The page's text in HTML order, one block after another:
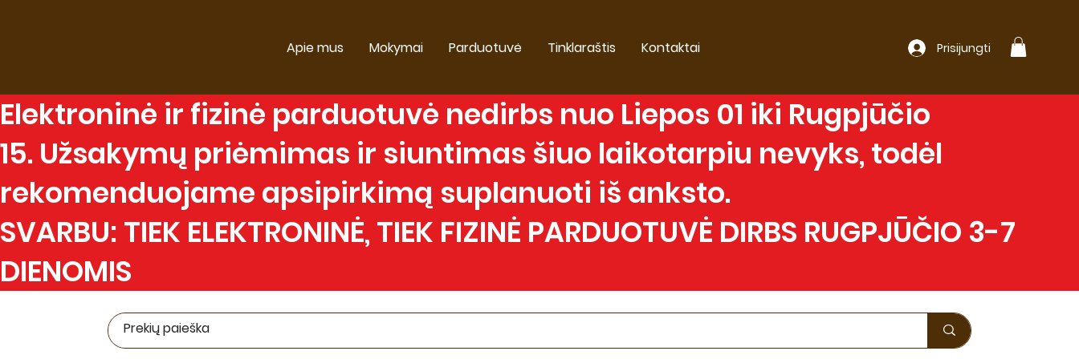
Prisijungti
Apie mus Mokymai Parduotuvė Tinklaraštis Kontaktai
Elektroninė ir fizinė parduotuvė nedirbs nuo Liepos 01 iki Rugpjūčio
15. Užsakymų priėmimas ir siuntimas šiuo laikotarpiu nevyks, todėl
rekomenduojame apsipirkimą suplanuoti iš anksto.
SVARBU: TIEK ELEKTRONINĖ, TIEK FIZINĖ PARDUOTUVĖ DIRBS RUGPJŪČIO 3-7
DIENOMIS